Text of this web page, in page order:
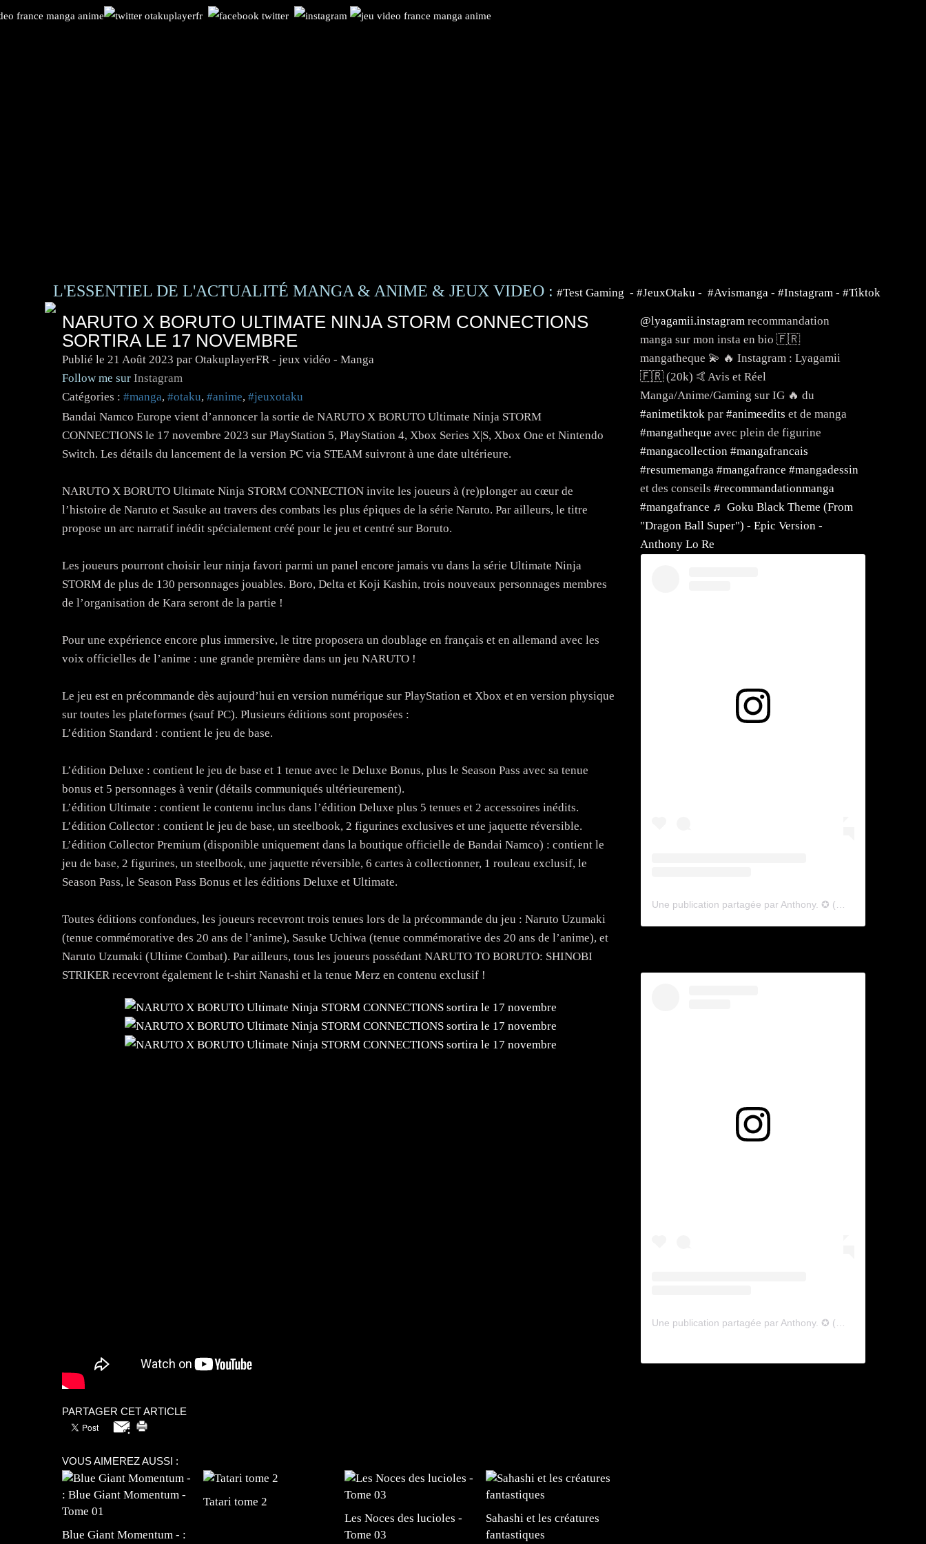
L'ESSENTIEL DE L'ACTUALITÉ MANGA & ANIME & JEUX VIDEO : #Test Gaming - #JeuxOtaku - #Avismanga - #Instagram - #Tiktok
NARUTO X BORUTO ULTIMATE NINJA STORM CONNECTIONS
SORTIRA LE 17 NOVEMBRE
Publié le 21 Août 2023 par OtakuplayerFR - jeux vidéo - Manga
Follow me sur Instagram
Catégories : #manga, #otaku, #anime, #jeuxotaku
Bandai Namco Europe vient d’annoncer la sortie de NARUTO X BORUTO Ultimate Ninja STORM
CONNECTIONS le 17 novembre 2023 sur PlayStation 5, PlayStation 4, Xbox Series X|S, Xbox One et Nintendo
Switch. Les détails du lancement de la version PC via STEAM suivront à une date ultérieure.
NARUTO X BORUTO Ultimate Ninja STORM CONNECTION invite les joueurs à (re)plonger au cœur de
l’histoire de Naruto et Sasuke au travers des combats les plus épiques de la série Naruto. Par ailleurs, le titre
propose un arc narratif inédit spécialement créé pour le jeu et centré sur Boruto.
Les joueurs pourront choisir leur ninja favori parmi un panel encore jamais vu dans la série Ultimate Ninja
STORM de plus de 130 personnages jouables. Boro, Delta et Koji Kashin, trois nouveaux personnages membres
de l’organisation de Kara seront de la partie !
Pour une expérience encore plus immersive, le titre proposera un doublage en français et en allemand avec les
voix officielles de l’anime : une grande première dans un jeu NARUTO !
Le jeu est en précommande dès aujourd’hui en version numérique sur PlayStation et Xbox et en version physique
sur toutes les plateformes (sauf PC). Plusieurs éditions sont proposées :
L’édition Standard : contient le jeu de base.
L’édition Deluxe : contient le jeu de base et 1 tenue avec le Deluxe Bonus, plus le Season Pass avec sa tenue
bonus et 5 personnages à venir (détails communiqués ultérieurement).
L’édition Ultimate : contient le contenu inclus dans l’édition Deluxe plus 5 tenues et 2 accessoires inédits.
L’édition Collector : contient le jeu de base, un steelbook, 2 figurines exclusives et une jaquette réversible.
L’édition Collector Premium (disponible uniquement dans la boutique officielle de Bandai Namco) : contient le
jeu de base, 2 figurines, un steelbook, une jaquette réversible, 6 cartes à collectionner, 1 rouleau exclusif, le
Season Pass, le Season Pass Bonus et les éditions Deluxe et Ultimate.
Toutes éditions confondues, les joueurs recevront trois tenues lors de la précommande du jeu : Naruto Uzumaki
(tenue commémorative des 20 ans de l’anime), Sasuke Uchiwa (tenue commémorative des 20 ans de l’anime), et
Naruto Uzumaki (Ultime Combat). Par ailleurs, tous les joueurs possédant NARUTO TO BORUTO: SHINOBI
STRIKER recevront également le t-shirt Nanashi et la tenue Merz en contenu exclusif !
PARTAGER CET ARTICLE
VOUS AIMEREZ AUSSI :
Blue Giant Momentum - :
Tatari tome 2
Les Noces des lucioles -
Tome 03
Sahashi et les créatures
fantastiques
@lyagamii.instagram recommandation
manga sur mon insta en bio 🇫🇷
mangatheque 💫 🔥 Instagram : Lyagamii
🇫🇷 (20k) 🤙Avis et Réel
Manga/Anime/Gaming sur IG 🔥 du
#animetiktok par #animeedits et de manga
#mangatheque avec plein de figurine
#mangacollection #mangafrancais
#resumemanga #mangafrance #mangadessin
et des conseils #recommandationmanga
#mangafrance ♬ Goku Black Theme (From
"Dragon Ball Super") - Epic Version -
Anthony Lo Re
Une publication partagée par Anthony. ✪ (@lyagamii)